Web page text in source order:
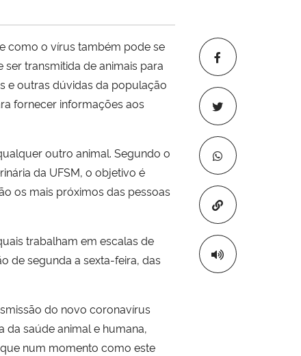
Copiar para
como o vírus também pode se
transmitida de animais para
e outras dúvidas da população
fornecer informações aos
outro animal. Segundo o
da UFSM, o objetivo é
os mais próximos das pessoas
trabalham em escalas de
de segunda a sexta-feira, das
do novo coronavírus
da saúde animal e humana,
num momento como este